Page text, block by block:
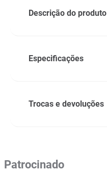
Descrição do produto
Especificações
Trocas e devoluções
Patrocinado